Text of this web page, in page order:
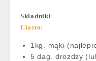
Składniki
Ciasto:
1kg. mąki
5 dag. drozdży